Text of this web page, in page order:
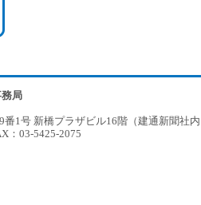
局
番1号 新橋プラザビル16階（建通新聞社
：03-5425-2075